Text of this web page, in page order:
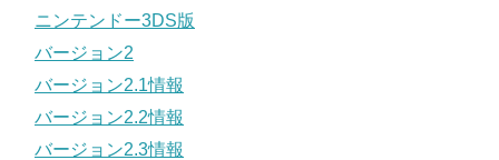
ニンテンドー3DS版
バージョン2
バージョン2.1情報
バージョン2.2情報
バージョン2.3情報